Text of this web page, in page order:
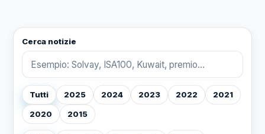
Cerca notizie
Tutti 2025 2024 2023 2022 2021
2020 2015